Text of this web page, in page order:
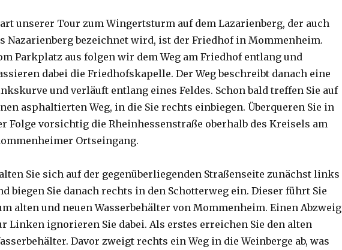
unserer Tour zum Wingertsturm auf dem Lazarienberg, der auch
Nazarienberg bezeichnet wird, ist der Friedhof in Mommenheim.
Parkplatz aus folgen wir dem Weg am Friedhof entlang und
dabei die Friedhofskapelle. Der Weg beschreibt danach eine
und verläuft entlang eines Feldes. Schon bald treffen Sie auf
asphaltierten Weg, in die Sie rechts einbiegen. Überqueren Sie in
Folge vorsichtig die Rheinhessenstraße oberhalb des Kreisels am
Ortseingang.
Sie sich auf der gegenüberliegenden Straßenseite zunächst links
biegen Sie danach rechts in den Schotterweg ein. Dieser führt Sie
alten und neuen Wasserbehälter von Mommenheim. Einen Abzweig
Linken ignorieren Sie dabei. Als erstes erreichen Sie den alten
Davor zweigt rechts ein Weg in die Weinberge ab, was